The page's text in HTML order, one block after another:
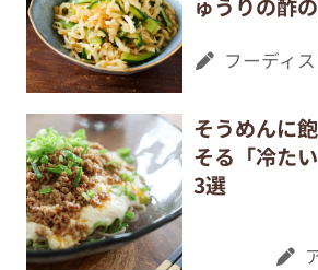
ゅうりの酢の
フーディ
そうめんに
そる「冷た
3選